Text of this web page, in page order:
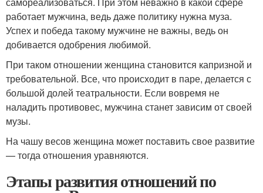
работает мужчина, ведь даже политику нужна муза.
Успех и победа такому мужчине не важны, ведь он
добивается одобрения любимой.
При таком отношении женщина становится капризной и
требовательной. Все, что происходит в паре, делается с
большой долей театральности. Если вовремя не
наладить противовес, мужчина станет зависим от своей
музы.
На чашу весов женщина может поставить свое развитие
— тогда отношения уравняются.
Этапы развития отношений по